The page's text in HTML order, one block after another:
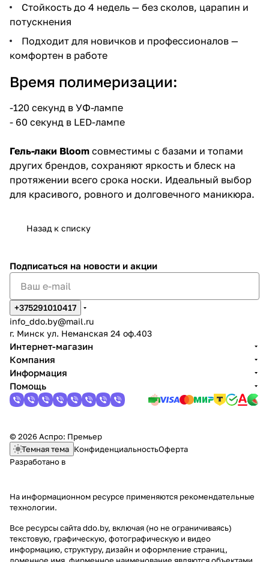
Стойкость до 4 недель — без сколов, царапин и
потускнения
Подходит для новичков и профессионалов —
комфортен в работе
Время полимеризации:
-120 секунд в УФ-лампе
- 60 секунд в LED-лампе
Гель-лаки Bloom совместимы с базами и топами
других брендов, сохраняют яркость и блеск на
протяжении всего срока носки. Идеальный выбор
для красивого, ровного и долговечного маникюра.
Назад к списку
Подписаться на новости и акции
+375291010417
info_ddo.by@mail.ru
г. Минск ул. Неманская 24 оф.403
Интернет-магазин
Компания
Информация
Помощь
© 2026 Аспро: Премьер
Темная тема КонфиденциальностьОферта
Разработано в
На информационном ресурсе применяются рекомендательные
технологии.
Все ресурсы сайта ddo.by, включая (но не ограничиваясь)
текстовую, графическую, фотографическую и видео
информацию, структуру, дизайн и оформление страниц,